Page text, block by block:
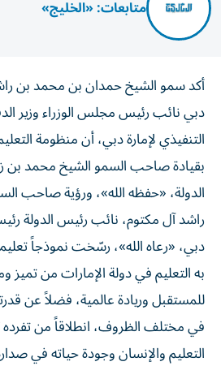
متابعات: «الخليج»
أكد سمو الشيخ حمدان بن محمد بن
دبي نائب رئيس مجلس الوزراء وزير
التنفيذي لإمارة دبي، أن منظومة
بقيادة صاحب السمو الشيخ محمد بن
الدولة، «حفظه الله»، ورؤية صاحب
راشد آل مكتوم، نائب رئيس الدولة
دبي، «رعاه الله»، رسّخت نموذجاً
به التعليم في دولة الإمارات من
للمستقبل وريادة عالمية، فضلاً عن
في مختلف الظروف، انطلاقاً من
التعليم والإنسان وجودة حياته في